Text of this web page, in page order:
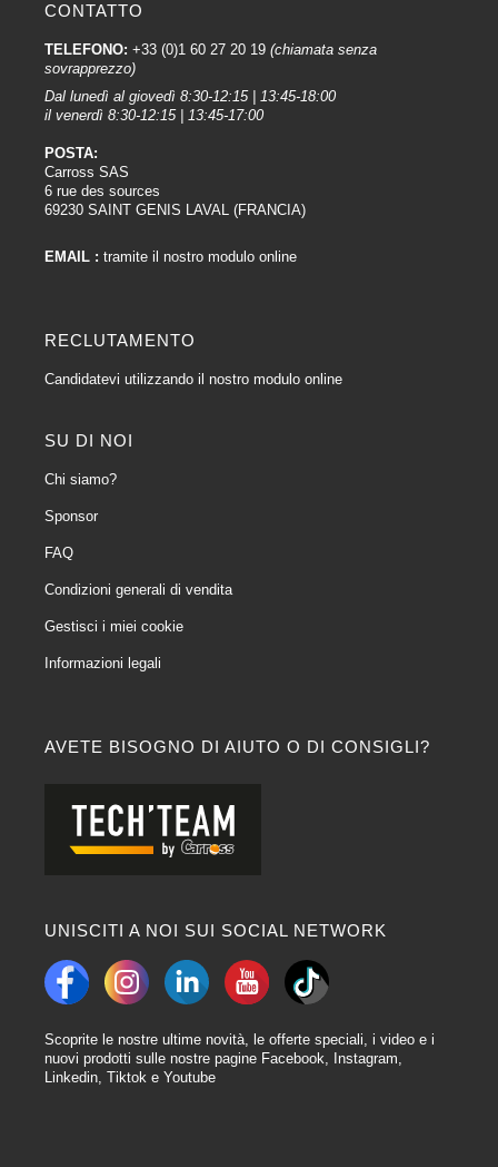
AVETE BISOGNO DI AIUTO O DI CONSIGLI?
UNISCITI A NOI SUI SOCIAL NETWORK
Scoprite le nostre ultime novità, le offerte speciali, i video e i
nuovi prodotti sulle nostre pagine Facebook, Instagram,
Linkedin, Tiktok e Youtube
CONTATTO
TELEFONO: +33 (0)1 60 27 20 19 (chiamata senza
sovrapprezzo)
Dal lunedì al giovedì 8:30-12:15 | 13:45-18:00
il venerdì 8:30-12:15 | 13:45-17:00
POSTA:
Carross SAS
6 rue des sources
69230 SAINT GENIS LAVAL (FRANCIA)
EMAIL : tramite il nostro modulo online
RECLUTAMENTO
Candidatevi utilizzando il nostro modulo online
SU DI NOI
Chi siamo?
Sponsor
FAQ
Condizioni generali di vendita
Gestisci i miei cookie
Informazioni legali